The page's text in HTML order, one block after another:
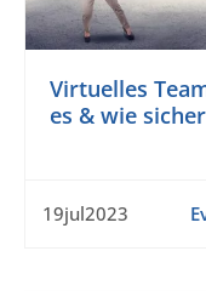
Virtuelles
es & wie
19jul2023